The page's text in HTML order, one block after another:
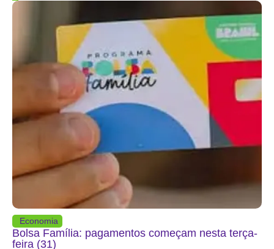
Economia
Bolsa Família: pagamentos começam nesta terça-
feira (31)